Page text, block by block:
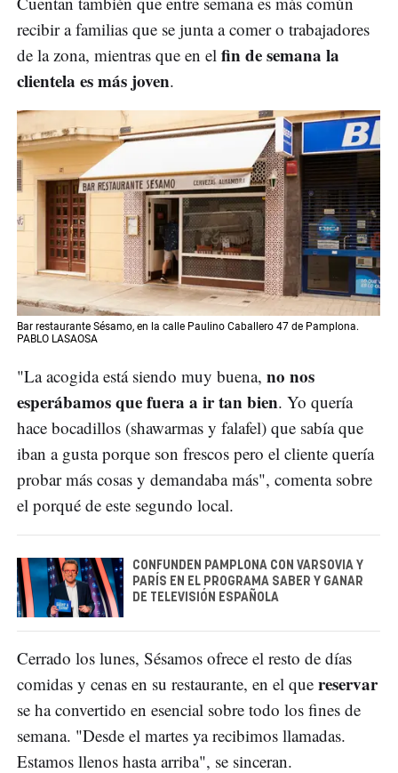
recibir a familias que se junta a comer o trabajadores
de la zona, mientras que en el fin de semana la
clientela es más joven.
Bar restaurante Sésamo, en la calle Paulino Caballero 47 de Pamplona.
PABLO LASAOSA
"La acogida está siendo muy buena, no nos
esperábamos que fuera a ir tan bien. Yo quería
hace bocadillos (shawarmas y falafel) que sabía que
iban a gusta porque son frescos pero el cliente quería
probar más cosas y demandaba más", comenta sobre
el porqué de este segundo local.
CONFUNDEN PAMPLONA CON VARSOVIA Y
PARÍS EN EL PROGRAMA SABER Y GANAR
DE TELEVISIÓN ESPAÑOLA
Cerrado los lunes, Sésamos ofrece el resto de días
comidas y cenas en su restaurante, en el que reservar
se ha convertido en esencial sobre todo los fines de
semana. "Desde el martes ya recibimos llamadas.
Estamos llenos hasta arriba", se sinceran.